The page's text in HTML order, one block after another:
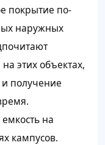
покрытие по-
наружных
этих объектах,
получение
на
кампусов.